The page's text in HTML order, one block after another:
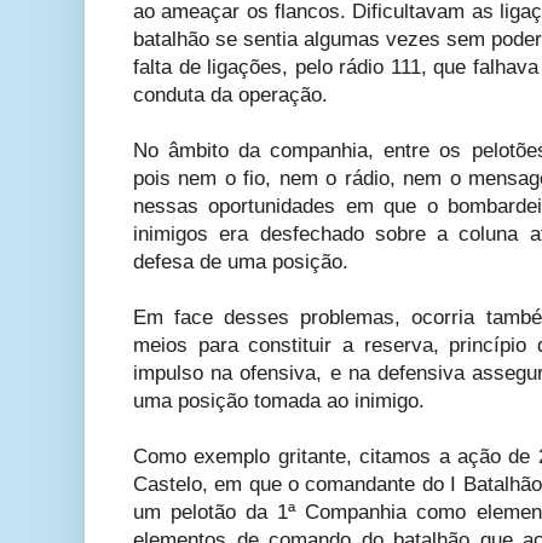
ao ameaçar os flancos. Dificultavam as
batalhão se sentia algumas vezes sem
falta de ligações, pelo rádio 111, que
conduta da operação.
No âmbito da companhia, entre os
pois nem o fio, nem o rádio, nem o
nessas oportunidades em que o
inimigos era desfechado sobre a coluna
defesa de uma posição.
Em face desses problemas, ocorria
meios para constituir a reserva, princípio
impulso na ofensiva, e na defensiva
uma posição tomada ao inimigo.
Como exemplo gritante, citamos a ação
Castelo, em que o comandante do I
um pelotão da 1ª Companhia como